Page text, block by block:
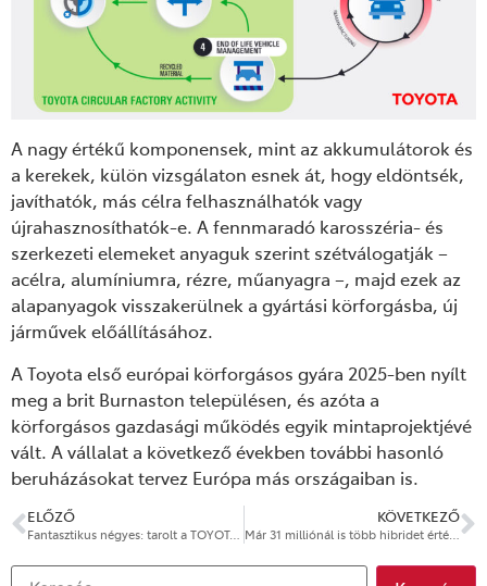
A nagy értékű komponensek, mint az akkumulátorok és
a kerekek, külön vizsgálaton esnek át, hogy eldöntsék,
javíthatók, más célra felhasználhatók vagy
újrahasznosíthatók-e. A fennmaradó karosszéria- és
szerkezeti elemeket anyaguk szerint szétválogatják –
acélra, alumíniumra, rézre, műanyagra –, majd ezek az
alapanyagok visszakerülnek a gyártási körforgásba, új
járművek előállításához.
A Toyota első európai körforgásos gyára 2025-ben nyílt
meg a brit Burnaston településen, és azóta a
körforgásos gazdasági működés egyik mintaprojektjévé
vált. A vállalat a következő években további hasonló
beruházásokat tervez Európa más országaiban is.
ELŐZŐ
Fantasztikus négyes: tarolt a TOYOTA GAZOO Racing a 2026-os WRC svéd futamán
KÖVETKEZŐ
Már 31 milliónál is több hibridet értékesített világszerte a Toyota